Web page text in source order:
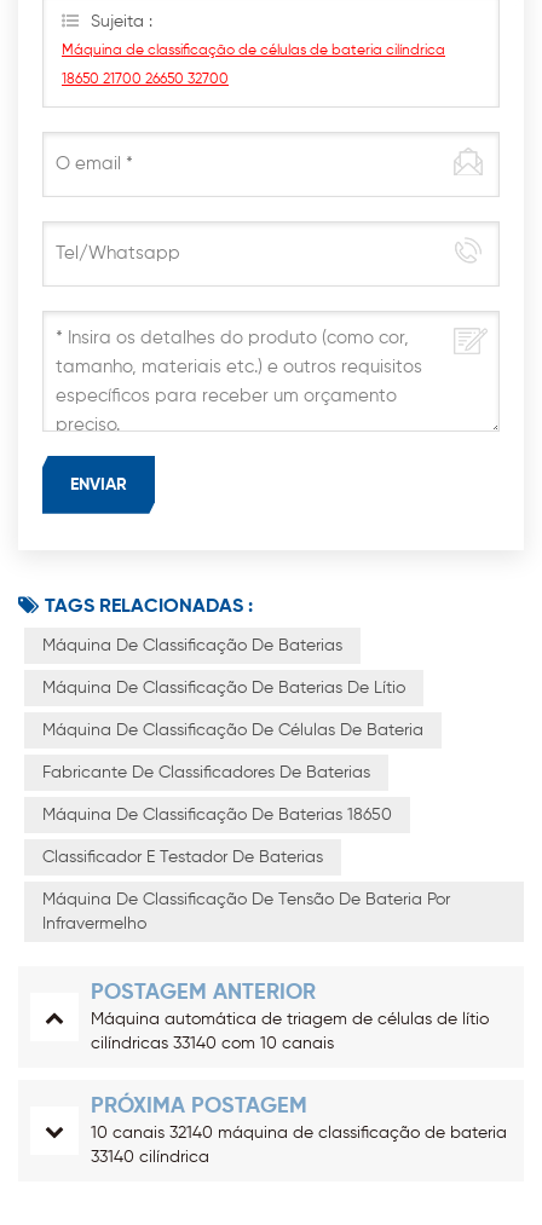
possível.Sujeita :
Máquina de classificação de células de bateria cilíndrica
18650 21700 26650 32700
TAGS RELACIONADAS :
Máquina De Classificação De Baterias
Máquina De Classificação De Baterias De Lítio
Máquina De Classificação De Células De Bateria
Fabricante De Classificadores De Baterias
Máquina De Classificação De Baterias 18650
Classificador E Testador De Baterias
Máquina De Classificação De Tensão De Bateria Por
Infravermelho
POSTAGEM ANTERIOR
Máquina automática de triagem de células de lítio
cilíndricas 33140 com 10 canais
PRÓXIMA POSTAGEM
10 canais 32140 máquina de classificação de bateria
33140 cilíndrica